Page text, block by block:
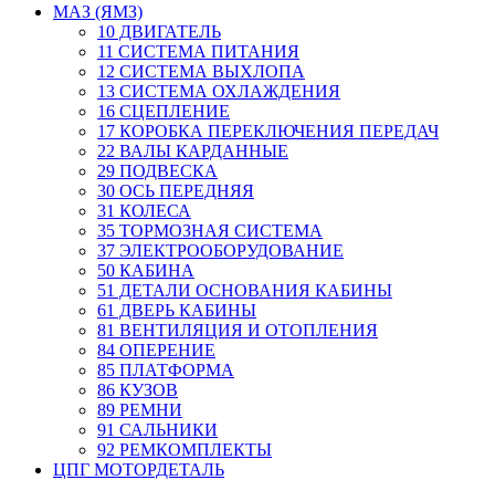
МАЗ (ЯМЗ)
10 ДВИГАТЕЛЬ
11 СИСТЕМА ПИТАНИЯ
12 СИСТЕМА ВЫХЛОПА
13 СИСТЕМА ОХЛАЖДЕНИЯ
16 СЦЕПЛЕНИЕ
17 КОРОБКА ПЕРЕКЛЮЧЕНИЯ ПЕРЕДАЧ
22 ВАЛЫ КАРДАННЫЕ
29 ПОДВЕСКА
30 ОСЬ ПЕРЕДНЯЯ
31 КОЛЕСА
35 ТОРМОЗНАЯ СИСТЕМА
37 ЭЛЕКТРООБОРУДОВАНИЕ
50 КАБИНА
51 ДЕТАЛИ ОСНОВАНИЯ КАБИНЫ
61 ДВЕРЬ КАБИНЫ
81 ВЕНТИЛЯЦИЯ И ОТОПЛЕНИЯ
84 ОПЕРЕНИЕ
85 ПЛАТФОРМА
86 КУЗОВ
89 РЕМНИ
91 САЛЬНИКИ
92 РЕМКОМПЛЕКТЫ
ЦПГ МОТОРДЕТАЛЬ